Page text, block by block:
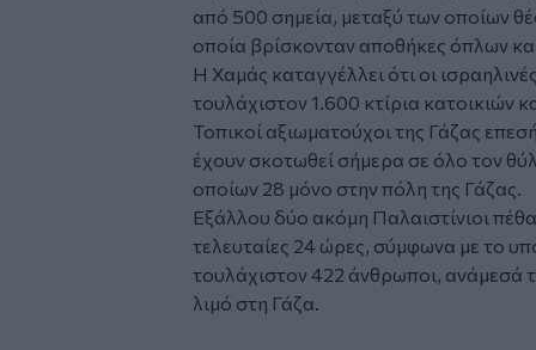
από 500 σημεία, μεταξύ των οποίων
οποία βρίσκονταν αποθήκες όπλων
Η Χαμάς καταγγέλλει ότι οι
τουλάχιστον 1.600 κτίρια κατοικιών
Τοπικοί αξιωματούχοι της Γάζας
έχουν σκοτωθεί σήμερα σε όλο τον
οποίων 28 μόνο στην πόλη της Γάζας.
Εξάλλου δύο ακόμη Παλαιστίνιοι
τελευταίες 24 ώρες, σύμφωνα με το
τουλάχιστον 422 άνθρωποι, ανάμεσά
λιμό στη Γάζα.